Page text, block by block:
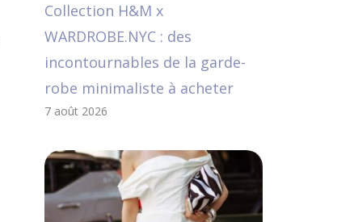
Collection H&M x
WARDROBE.NYC : des
incontournables de la garde-
robe minimaliste à acheter
7 août 2026